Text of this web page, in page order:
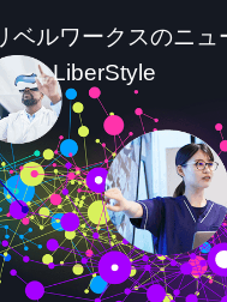
ベルワークスのニュ
LiberStyle